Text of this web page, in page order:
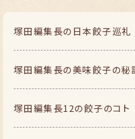
塚田編集長の 日本餃子巡礼
塚田編集長の美味餃子の秘
塚田編集長12の餃子のコト